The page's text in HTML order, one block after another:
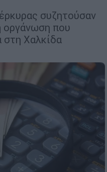
συζητούσαν
οργάνωση που
στη Χαλκίδα